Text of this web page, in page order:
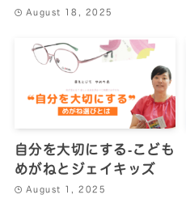
August 18, 2025
自分を大切にする‐こども
めがねとジェイキッズ
August 1, 2025